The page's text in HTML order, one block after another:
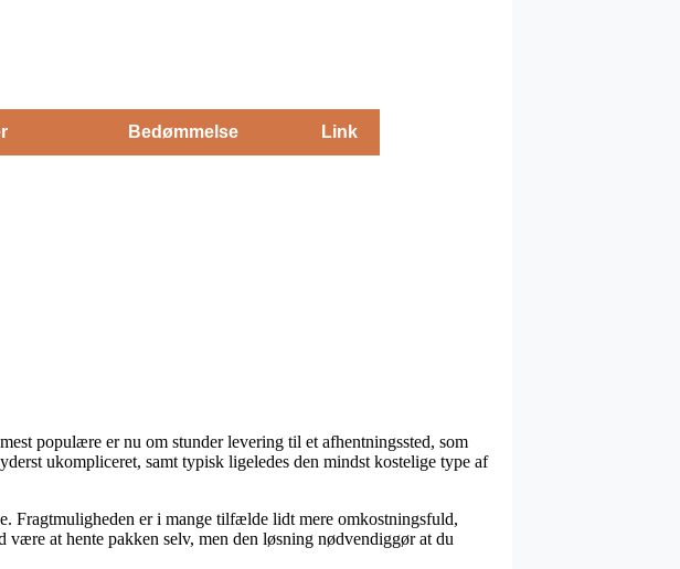
Bedømmelse Link
populære er nu om stunder levering til et afhentningssted, som
ukompliceret, samt typisk ligeledes den mindst kostelige type af
Fragtmuligheden er i mange tilfælde lidt mere omkostningsfuld,
at hente pakken selv, men den løsning nødvendiggør at du